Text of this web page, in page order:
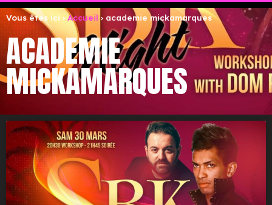
Vous êtes ici › Accueil › academie mickamarques
ACADEMIE
MICKAMARQUES